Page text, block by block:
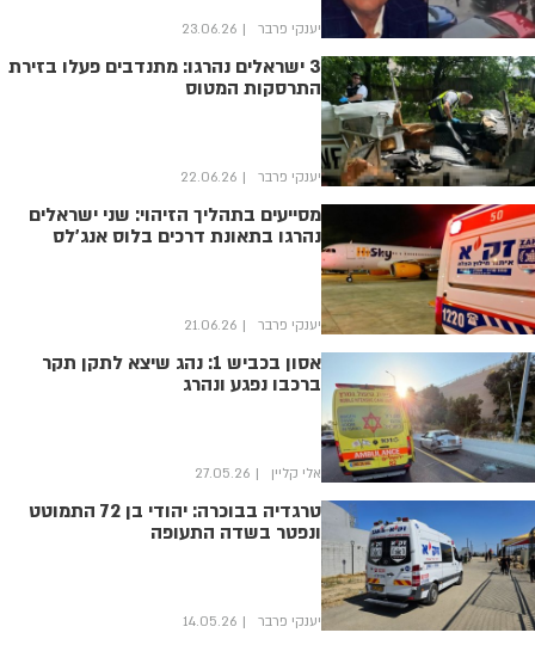
יענקי פרבר 23.06.26
3 ישראלים נהרגו: מתנדבים פעלו בזירת
התרסקות המטוס
יענקי פרבר 22.06.26
מסייעים בתהליך הזיהוי: שני ישראלים
נהרגו בתאונת דרכים בלוס אנג'לס
יענקי פרבר 21.06.26
אסון בכביש 1: נהג שיצא לתקן תקר
ברכבו נפגע ונהרג
אלי קליין 27.05.26
טרגדיה בבוכרה: יהודי בן 72 התמוטט
ונפטר בשדה התעופה
יענקי פרבר 14.05.26